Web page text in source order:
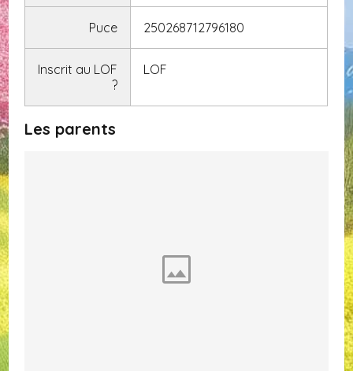
Puce 250268712796180
Inscrit au LOF
?
LOF
Les parents